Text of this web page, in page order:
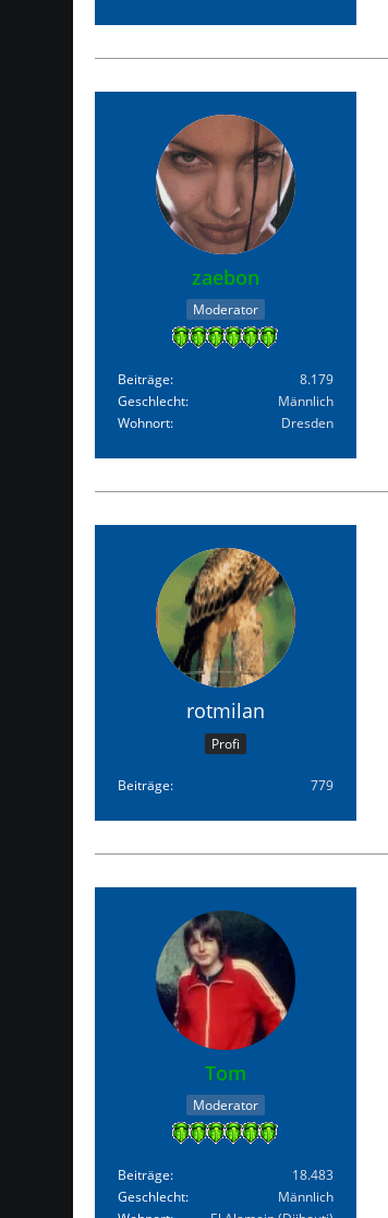
zaebon
Moderator
Beiträge
8.179
Geschlecht
Männlich
Wohnort
Dresden
rotmilan
Profi
Beiträge 779
Tom
Moderator
Beiträge
18.483
Geschlecht
Männlich